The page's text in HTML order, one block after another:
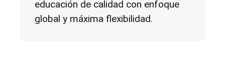
educación de calidad con enfoque
global y máxima flexibilidad.